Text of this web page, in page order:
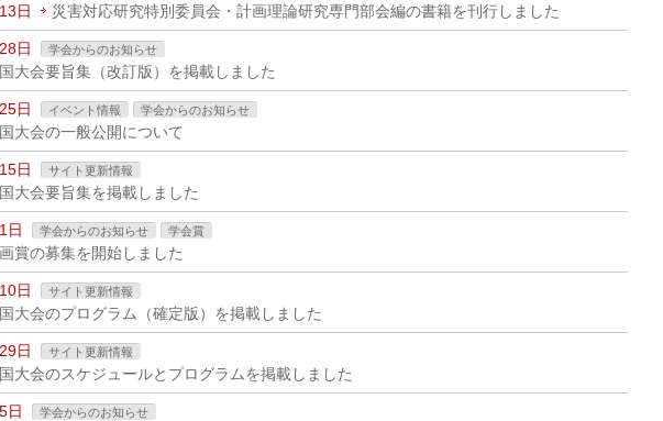
日 災害対応研究特別委員会・計画理論研究専門部会編の書籍を刊行しました
日 学会からのお知らせ
大会要旨集（改訂版）を掲載しました
日 イベント情報 学会からのお知らせ
大会の一般公開について
日 サイト更新情報
大会要旨集を掲載しました
日 学会からのお知らせ 学会賞
賞の募集を開始しました
日 サイト更新情報
大会のプログラム（確定版）を掲載しました
日 サイト更新情報
大会のスケジュールとプログラムを掲載しました
日 学会からのお知らせ